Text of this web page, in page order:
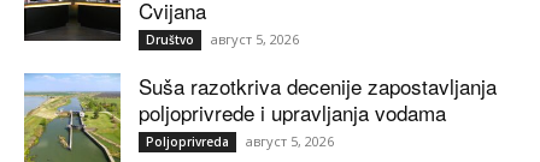
Cvijana
Društvo август 5, 2026
Suša razotkriva decenije zapostavljanja
poljoprivrede i upravljanja vodama
Poljoprivreda август 5, 2026